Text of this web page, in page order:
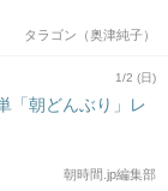
タラゴン（奥津純子）
1/2 (日)
「朝どんぶり」レ
朝時間.jp編集部